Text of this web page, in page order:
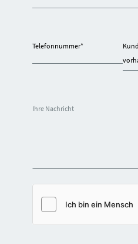
Telefonnummer*
Ihre Nachricht